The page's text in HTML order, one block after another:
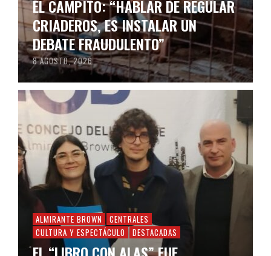
EL CAMPITO: “HABLAR DE REGULAR
CRIADEROS, ES INSTALAR UN
DEBATE FRAUDULENTO”
8 AGOSTO, 2026
ALMIRANTE BROWN
CENTRALES
CULTURA Y ESPECTÁCULO
DESTACADAS